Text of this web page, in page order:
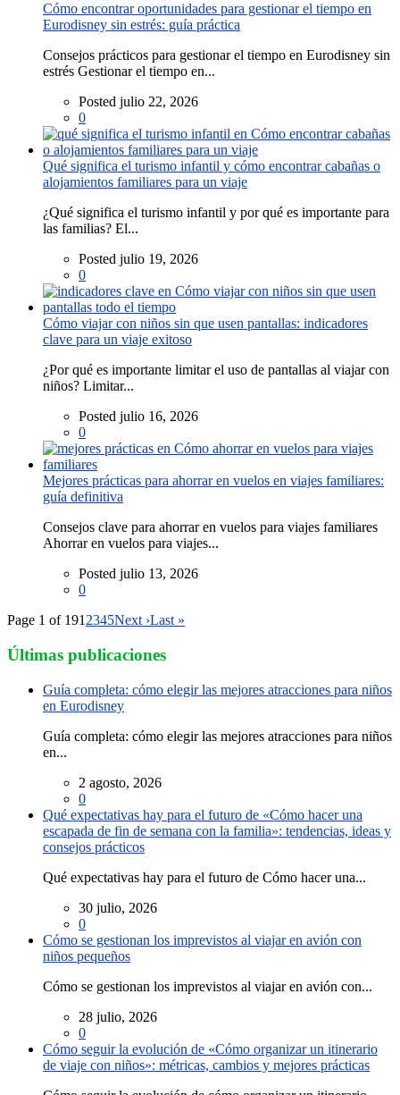
Cómo encontrar oportunidades para gestionar el tiempo en
Eurodisney sin estrés: guía práctica
Consejos prácticos para gestionar el tiempo en Eurodisney sin
estrés Gestionar el tiempo en...
Posted julio 22, 2026
0
Qué significa el turismo infantil y cómo encontrar cabañas o
alojamientos familiares para un viaje
¿Qué significa el turismo infantil y por qué es importante para
las familias? El...
Posted julio 19, 2026
0
Cómo viajar con niños sin que usen pantallas: indicadores
clave para un viaje exitoso
¿Por qué es importante limitar el uso de pantallas al viajar con
niños? Limitar...
Posted julio 16, 2026
0
Mejores prácticas para ahorrar en vuelos en viajes familiares:
guía definitiva
Consejos clave para ahorrar en vuelos para viajes familiares
Ahorrar en vuelos para viajes...
Posted julio 13, 2026
0
Page 1 of 1912345Next ›Last »
Últimas publicaciones
Guía completa: cómo elegir las mejores atracciones para niños
en Eurodisney
Guía completa: cómo elegir las mejores atracciones para niños
en...
2 agosto, 2026
0
Qué expectativas hay para el futuro de «Cómo hacer una
escapada de fin de semana con la familia»: tendencias, ideas y
consejos prácticos
Qué expectativas hay para el futuro de Cómo hacer una...
30 julio, 2026
0
Cómo se gestionan los imprevistos al viajar en avión con
niños pequeños
Cómo se gestionan los imprevistos al viajar en avión con...
28 julio, 2026
0
Cómo seguir la evolución de «Cómo organizar un itinerario
de viaje con niños»: métricas, cambios y mejores prácticas